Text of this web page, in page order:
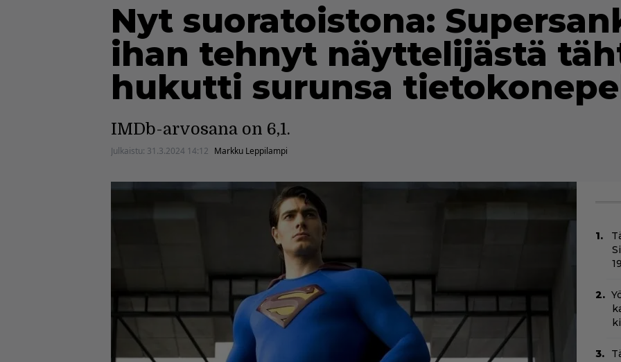
Nyt suoratoistona:
ihan tehnyt näyttelijästä
hukutti surunsa
IMDb-arvosana on 6,1.
Julkaistu: 31.3.2024 14:12 Markku Leppilampi